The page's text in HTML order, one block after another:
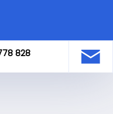
828